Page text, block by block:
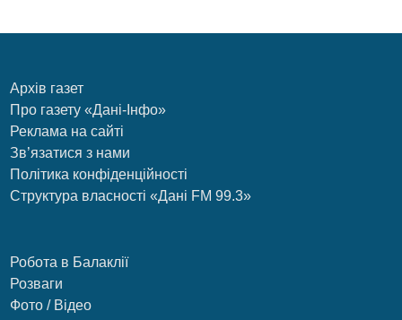
Архів газет
Про газету «Дані-Інфо»
Реклама на сайті
Зв’язатися з нами
Політика конфіденційності
Структура власності «Дані FM 99.3»
Робота в Балаклії
Розваги
Фото / Відео